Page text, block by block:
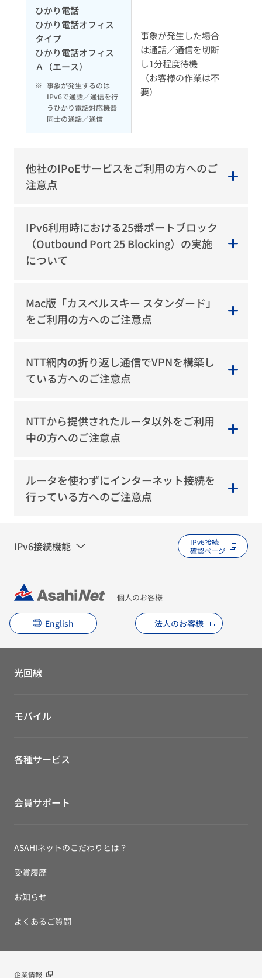
IPv6接続機能
IPv6接続
確認ページ
ひかり電話
ひかり電話オフィス
タイプ
ひかり電話オフィス
Ａ（エース）
※ 事象が発生するのは
IPv6で通話／通信を行
うひかり電話対応機器
同士の通話／通信
事象が発生した場合
は通話／通信を切断
し1分程度待機
（お客様の作業は不
要）
他社のIPoEサービスをご利用の方へのご
注意点
IPv6利用時における25番ポートブロック
（Outbound Port 25 Blocking）の実施
について
Mac版「カスペルスキー スタンダード」
をご利用の方へのご注意点
NTT網内の折り返し通信でVPNを構築し
ている方へのご注意点
NTTから提供されたルータ以外をご利用
中の方へのご注意点
ルータを使わずにインターネット接続を
行っている方へのご注意点
個人のお客様
English 法人のお客様
光回線
モバイル
各種サービス
会員サポート
ASAHIネットのこだわりとは？
受賞履歴
お知らせ
よくあるご質問
企業情報